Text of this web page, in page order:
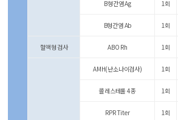
B형간염 Ag 1회
B형간염 Ab 1회
혈액형 검사 ABO Rh 1회
AMH(난소나이검사) 1회
콜레스테롤 4종 1회
RPR Titer 1회